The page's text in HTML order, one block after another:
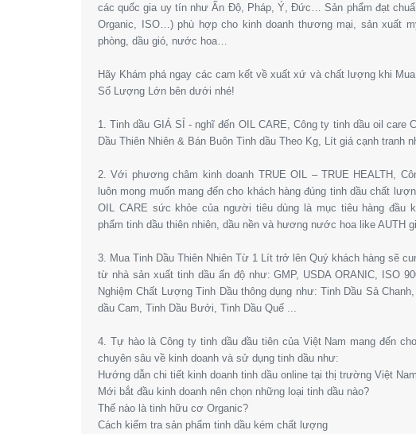
các quốc gia uy tín như Ấn Độ, Pháp, Ý, Đức… Sản phẩm đạt
Organic, ISO…) phù hợp cho kinh doanh thương mại, sản xuất
phòng, dầu gió, nước hoa…
Hãy Khám phá ngay các cam kết về xuất xứ và chất lượng khi
Số Lượng Lớn bên dưới nhé!
1. Tinh dầu GIÁ SỈ - nghĩ đến OIL CARE, Công ty tinh dầu oil care
Dầu Thiên Nhiên & Bán Buôn Tinh dầu Theo Kg, Lít giá cạnh tranh
2. Với phương châm kinh doanh TRUE OIL – TRUE HEALTH,
luôn mong muốn mang đến cho khách hàng đúng tinh dầu chất
OIL CARE sức khỏe của người tiêu dùng là mục tiêu hàng đầu
phẩm tinh dầu thiên nhiên, dầu nền và hương nước hoa like AUTH
3. Mua Tinh Dầu Thiên Nhiên Từ 1 Lít trở lên Quý khách hàng sẽ
từ nhà sản xuất tinh dầu ấn độ như: GMP, USDA ORANIC, ISO
Nghiệm Chất Lượng Tinh Dầu thông dụng như: Tinh Dầu Sả
dầu Cam, Tinh Dầu Bưởi, Tinh Dầu Quế ...
4. Tự hào là Công ty tinh dầu đầu tiên của Việt Nam mang đến
chuyên sâu về kinh doanh và sử dụng tinh dầu như:
Hướng dẫn chi tiết kinh doanh tinh dầu online tại thị trường Việt Nam.
Mới bắt đầu kinh doanh nên chọn những loại tinh dầu nào?
Thế nào là tinh hữu cơ Organic?
Cách kiểm tra sản phẩm tinh dầu kém chất lượng